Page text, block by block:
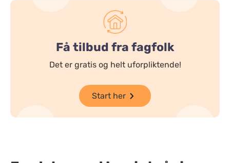
Få tilbud fra fagfolk
Det er gratis og helt uforpliktende!
Start her